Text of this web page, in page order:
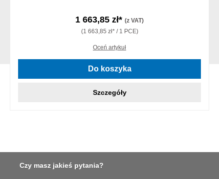
1 663,85 zł* (z VAT)
(1 663,85 zł* / 1 PCE)
Oceń artykuł
Do koszyka
Szczegóły
Czy masz jakieś pytania?